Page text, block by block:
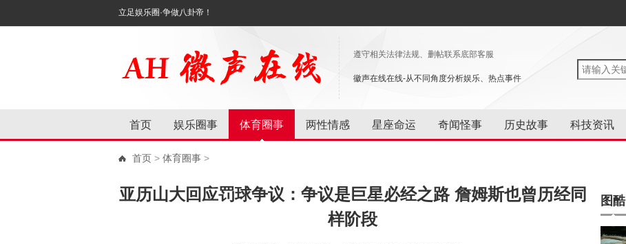
立足娱乐圈·争做八卦帝！
遵守相关法律法规、删帖联系底部客服
徽声在线在线-从不同角度分析娱乐、热点事件
首页 娱乐圈事 体育圈事 两性情感 星座命运 奇闻怪事 历史故事 科技资讯
首页 > 体育圈事 >
亚历山大回应罚球争议：争议是巨星必经之路 詹姆斯也曾历经同
样阶段
图酷